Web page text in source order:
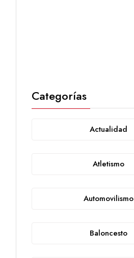
Categorías
Actualidad
Atletismo
Automovilismo
Baloncesto